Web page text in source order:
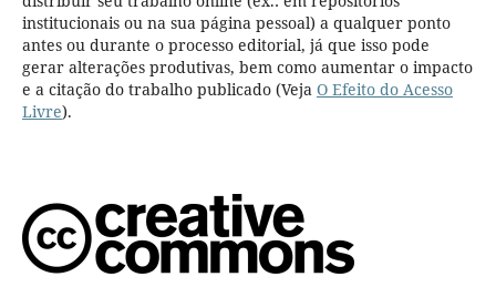
institucionais ou na sua página pessoal) a qualquer ponto
antes ou durante o processo editorial, já que isso pode
gerar alterações produtivas, bem como aumentar o impacto
e a citação do trabalho publicado (Veja O Efeito do Acesso
Livre).